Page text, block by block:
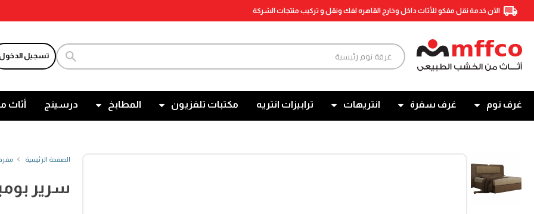
الآن خدمة نقل مفكو للأثاث داخل وخارج القاهره لفك ونقل و تركيب منتجات الشركة
تسجيل الدخول
غرف نوم غرف سفرة انتريهات ترابيزات انتريه مكتبات تلفزيون المطابخ درسينج أثاث
الصفحة الرئيسية
سرير بومباي